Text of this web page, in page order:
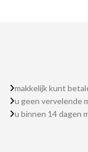
makkelijk kunt
u geen vervelende
u binnen 14 dagen